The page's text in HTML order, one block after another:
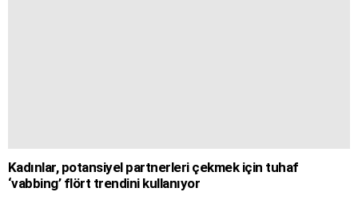
Kadınlar, potansiyel partnerleri çekmek için tuhaf
‘vabbing’ flört trendini kullanıyor